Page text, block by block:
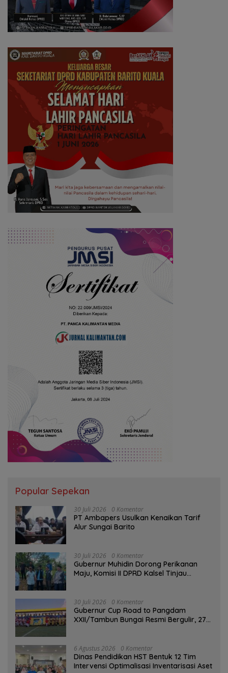
Popular Sepekan
30 Juli 2026 0 Komentar
PT Ambapers Usulkan Kenaikan Tarif
Alur Sungai Barito
30 Juli 2026 0 Komentar
Gubernur Muhidin Dorong Perikanan
Maju, Komisi II DPRD Kalsel Tinjau
30 Juli 2026 0 Komentar
Gubernur Cup Road to Pangdam
XXII/Tambun Bungai Resmi Bergulir, 27
6 Agustus 2026 0 Komentar
Dinas Pendidikan HST Bentuk 12 Tim
Intervensi Optimalisasi Inventarisasi Aset